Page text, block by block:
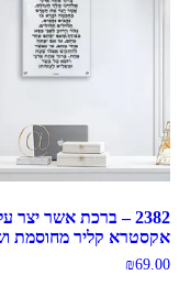
2382 – ברכת אשר יצר
אקסטרא קליר מחוסמת
₪69.00